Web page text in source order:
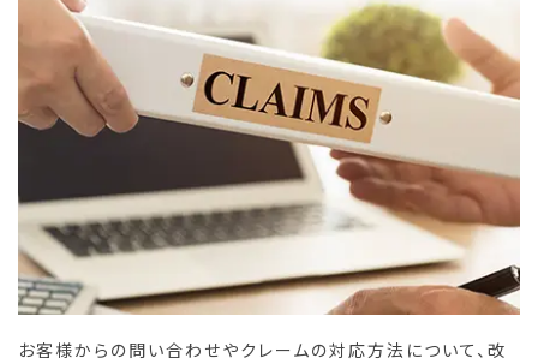
お客様からの問い合わせやクレームの対応方法について、改